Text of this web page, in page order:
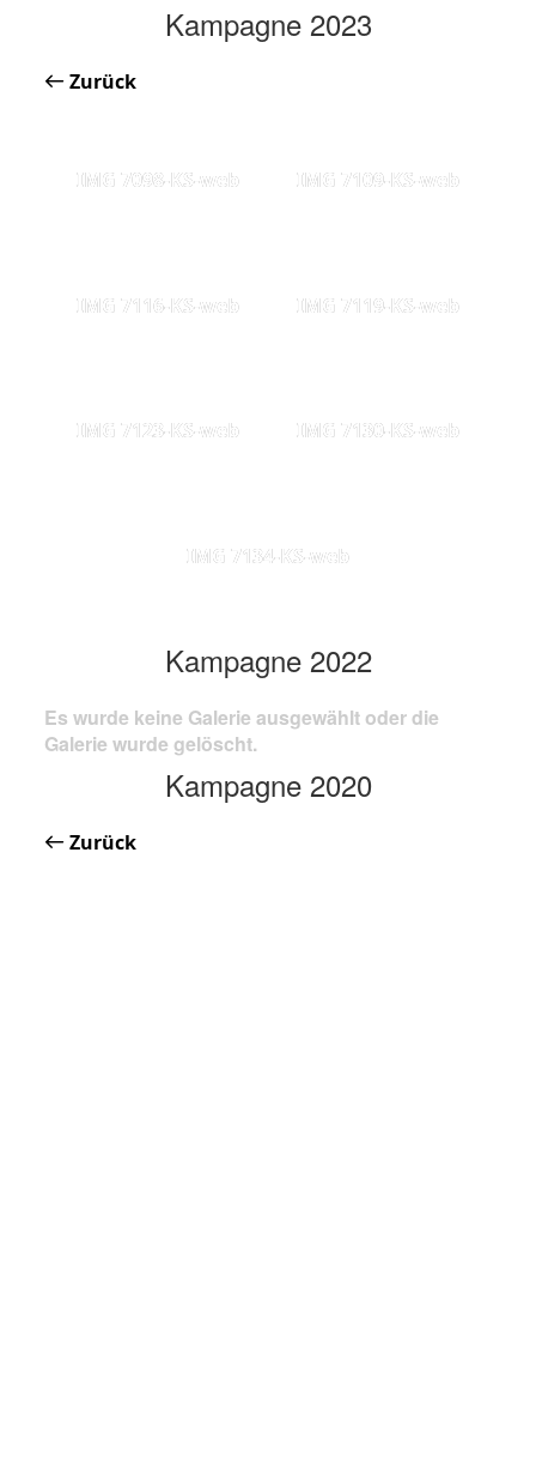
Kampagne 2023
Zurück
IMG 7098-KS-web IMG 7109-KS-web
IMG 7116-KS-web IMG 7119-KS-web
IMG 7123-KS-web IMG 7130-KS-web
IMG 7134-KS-web
Kampagne 2022
Es wurde keine Galerie ausgewählt oder die
Galerie wurde gelöscht.
Kampagne 2020
Zurück